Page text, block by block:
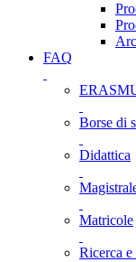
FAQ
Borse di
Didattica
Matricole
Ricerca